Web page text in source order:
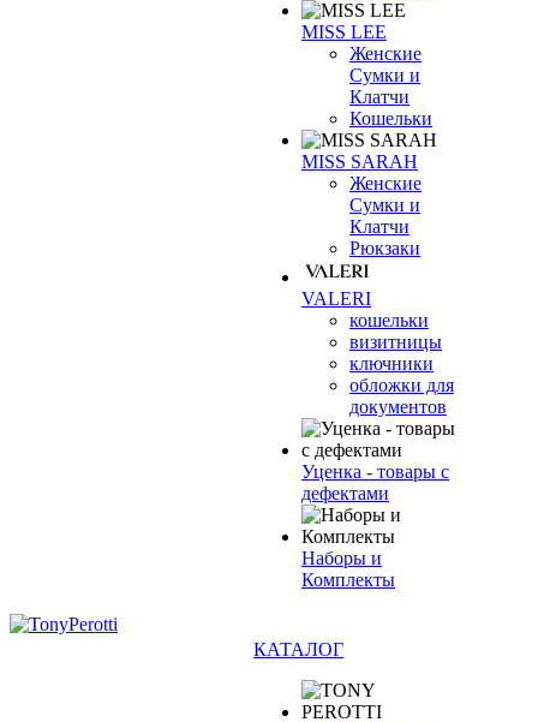
MISS LEE
Женские
Сумки и
Клатчи
Кошельки
MISS SARAH
Женские
Сумки и
Клатчи
Рюкзаки
VALERI
кошельки
визитницы
ключники
обложки для
документов
Уценка - товары с
дефектами
Наборы и
Комплекты
КАТАЛОГ